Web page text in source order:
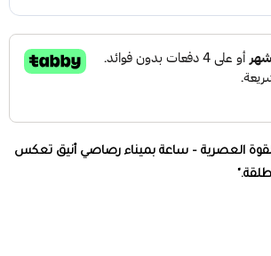
العصرية – ساعة بميناء رصاصي أنيق تعكس